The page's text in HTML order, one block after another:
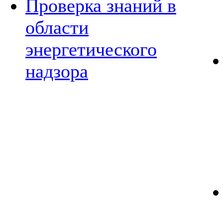
Проверка знаний в
области
энергетического
надзора